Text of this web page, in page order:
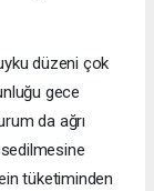
düzeni çok
gece
da ağrı
tüketiminden